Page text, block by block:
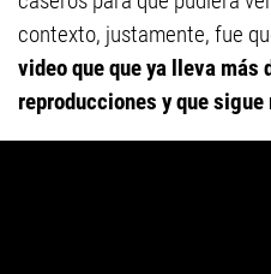
contexto, justamente, fue
video que que ya lleva más
reproducciones y que